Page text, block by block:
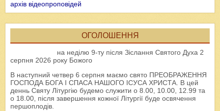
архів відеопроповідей
ОГОЛОШЕННЯ
на неділю 9-ту після Зіслання Святого Духа 2
серпня 2026 року Божого
В наступний четвер 6 серпня маємо свято ПРЕОБРАЖЕННЯ
ГОСПОДА БОГА І СПАСА НАШОГО ІСУСА ХРИСТА. В цей
деннь Святу Літургію будемо служити о 8.00, 10.00, 12.99 та
о 18.00, після завершення кожної Літургії буде освячення
першоплодів.